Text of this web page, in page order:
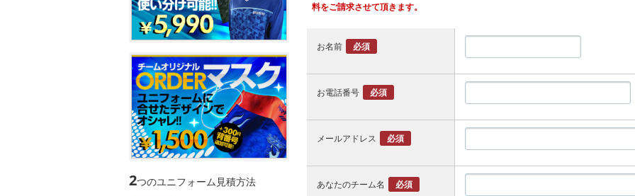
料をご請求させて頂きます。
お名前 必須
お電話番号 必須
メールアドレス 必須
あなたのチーム名 必須
2つのユニフォーム見積方法